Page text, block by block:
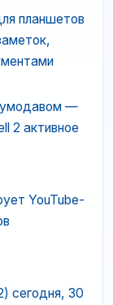
планшетов
—
2 активное
YouTube-
сегодня, 30